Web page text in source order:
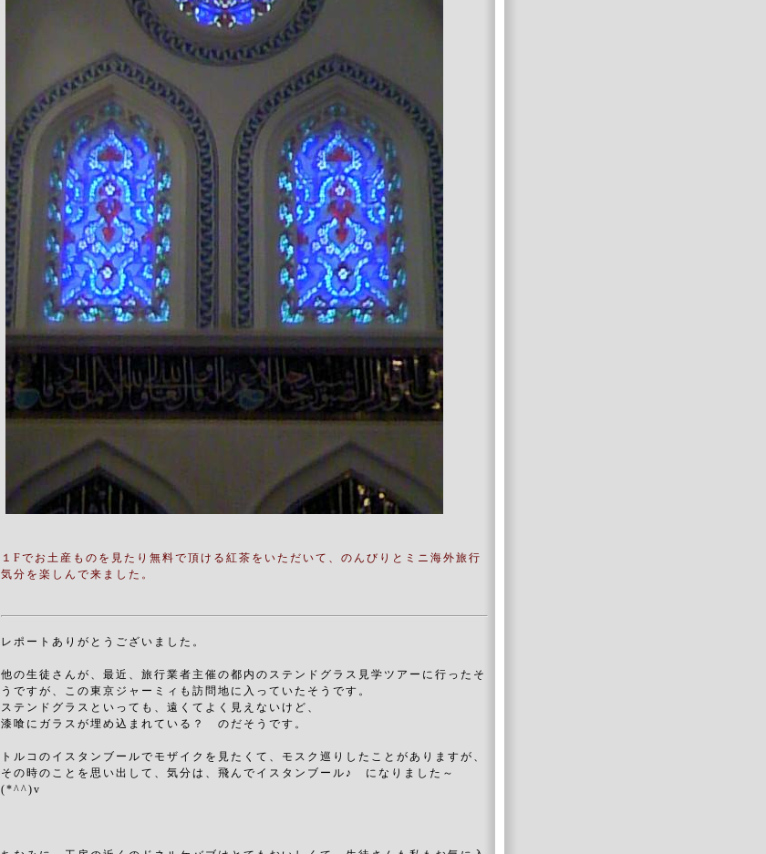
１Fでお土産ものを見たり無料で頂ける紅茶をいただいて、のんびりとミニ海外旅行
気分を楽しんで来ました。
レポートありがとうございました。
他の生徒さんが、最近、旅行業者主催の都内のステンドグラス見学ツアーに行ったそ
うですが、この東京ジャーミィも訪問地に入っていたそうです。
ステンドグラスといっても、遠くてよく見えないけど、
漆喰にガラスが埋め込まれている？ のだそうです。
トルコのイスタンブールでモザイクを見たくて、モスク巡りしたことがありますが、
その時のことを思い出して、気分は、飛んでイスタンブール♪ になりました～
(*^^)v